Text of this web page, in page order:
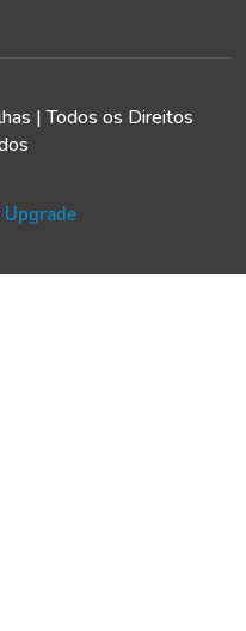
| Todos os Direitos
Upgrade